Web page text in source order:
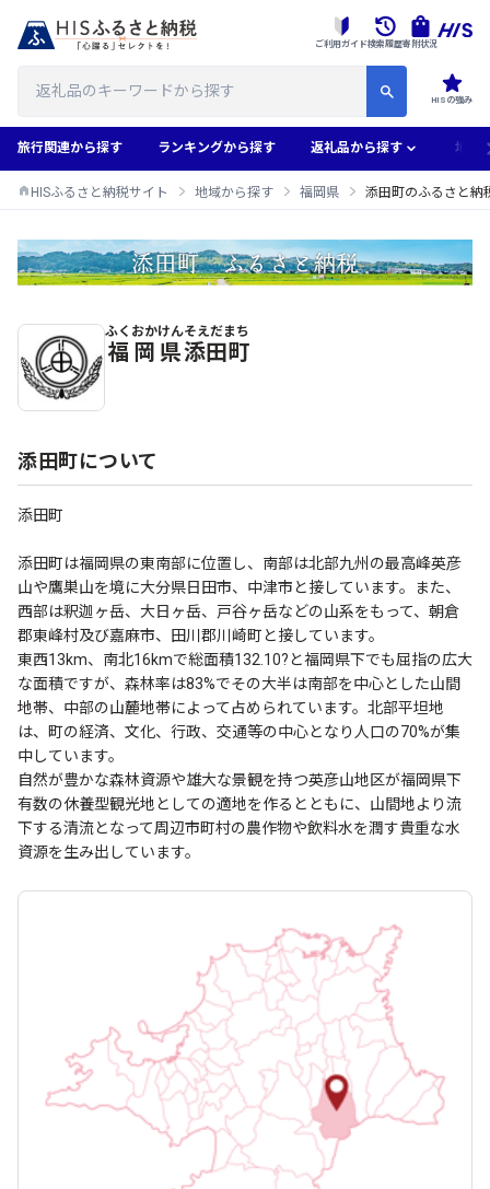
HISの強み
ご利用ガイド検索履歴寄附状況
旅行関連から探す ランキングから探す 返礼品から探す 地域
HISふるさと納税サイト 地域から探す 福岡県 添田町のふるさと納
添田町のふるさと納税返礼品一覧
福岡県
ふくおかけん
添田町
そえだまち
添田町について
添田町
添田町は福岡県の東南部に位置し、南部は北部九州の最高峰英彦
山や鷹巣山を境に大分県日田市、中津市と接しています。また、
西部は釈迦ヶ岳、大日ヶ岳、戸谷ヶ岳などの山系をもって、朝倉
郡東峰村及び嘉麻市、田川郡川崎町と接しています。
東西13km、南北16kmで総面積132.10?と福岡県下でも屈指の広大
な面積ですが、森林率は83%でその大半は南部を中心とした山間
地帯、中部の山麓地帯によって占められています。北部平坦地
は、町の経済、文化、行政、交通等の中心となり人口の70%が集
中しています。
自然が豊かな森林資源や雄大な景観を持つ英彦山地区が福岡県下
有数の休養型観光地としての適地を作るとともに、山間地より流
下する清流となって周辺市町村の農作物や飲料水を潤す貴重な水
資源を生み出しています。